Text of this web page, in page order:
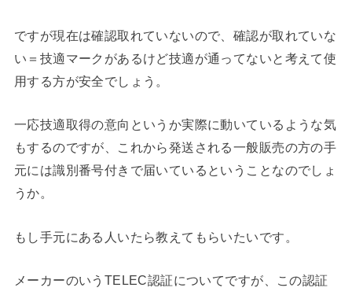
ですが現在は確認取れていないので、確認が取れていな
い＝技適マークがあるけど技適が通ってないと考えて使
用する方が安全でしょう。
一応技適取得の意向というか実際に動いているような気
もするのですが、これから発送される一般販売の方の手
元には識別番号付きで届いているということなのでしょ
うか。
もし手元にある人いたら教えてもらいたいです。
メーカーのいうTELEC認証についてですが、この認証